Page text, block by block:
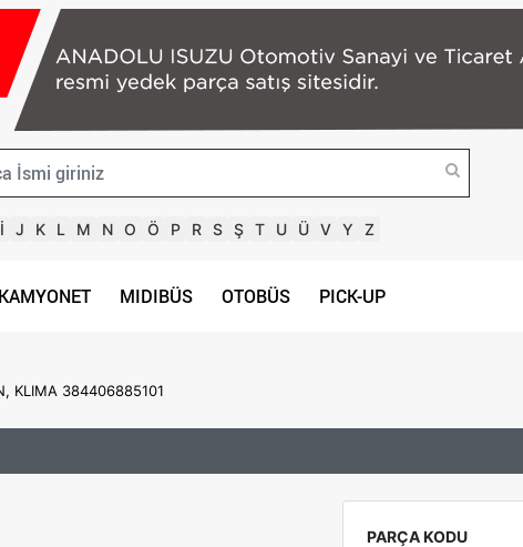
İ J K L M N O Ö P R S Ş T U Ü V Y Z
KAMYONET MIDIBÜS OTOBÜS PICK-UP
KLIMA 384406885101
PARÇA KODU